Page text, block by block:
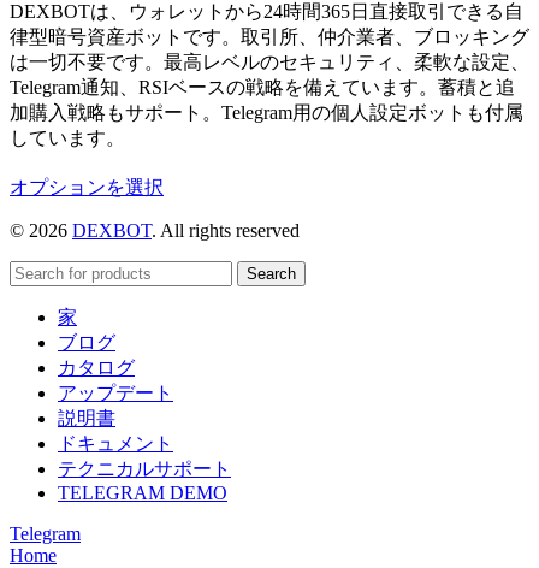
DEXBOTは、ウォレットから24時間365日直接取引できる自
律型暗号資産ボットです。取引所、仲介業者、ブロッキング
は一切不要です。最高レベルのセキュリティ、柔軟な設定、
Telegram通知、RSIベースの戦略を備えています。蓄積と追
加購入戦略もサポート。Telegram用の個人設定ボットも付属
しています。
オプションを選択
商
品
に
の
リ
エ
ー
© 2026 DEXBOT. All rights reserved
Search
家
ブログ
カタログ
アップデート
説明書
ドキュメント
テクニカルサポート
TELEGRAM DEMO
Telegram
Home